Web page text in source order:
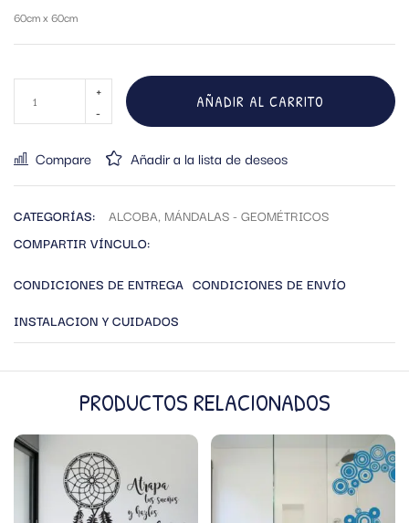
60cm x 60cm
AÑADIR AL CARRITO
Compare Añadir a la lista de deseos
CATEGORÍAS: ALCOBA, MÁNDALAS - GEOMÉTRICOS
COMPARTIR VÍNCULO:
CONDICIONES DE ENTREGA CONDICIONES DE ENVÍO
INSTALACION Y CUIDADOS
PRODUCTOS RELACIONADOS